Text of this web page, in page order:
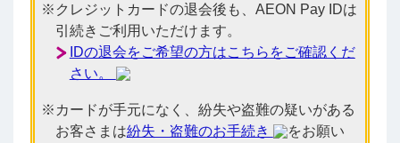
クレジットカードの退会後も、AEON Pay IDは
引続きご利用いただけます。
IDの退会をご希望の方はこちらをご確認くだ
さい。
カードが手元になく、紛失や盗難の疑いがある
お客さまは紛失・盗難のお手続き
をお願い